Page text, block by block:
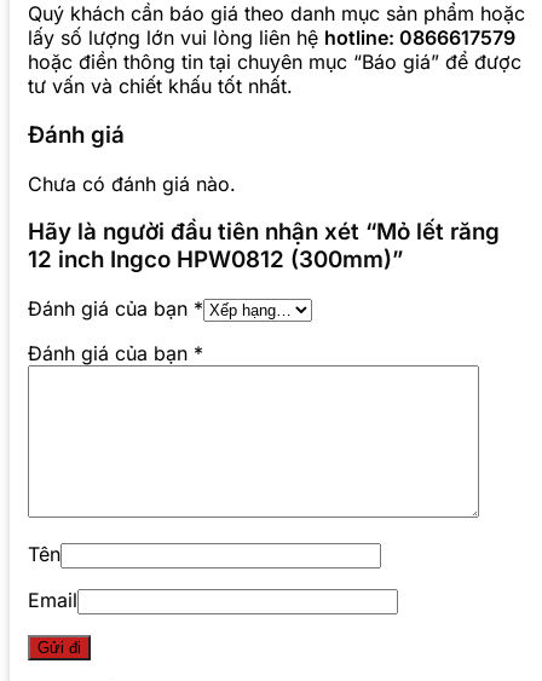
Quý khách cần báo giá theo danh mục sản phẩm hoặc
lấy số lượng lớn vui lòng liên hệ hotline: 0866617579
hoặc điền thông tin tại chuyên mục “Báo giá” để được
tư vấn và chiết khấu tốt nhất.
Đánh giá
Chưa có đánh giá nào.
Hãy là người đầu tiên nhận xét “Mỏ lết răng
12 inch Ingco HPW0812 (300mm)”
Đánh giá của bạn *
Đánh giá của bạn *
Tên
Email